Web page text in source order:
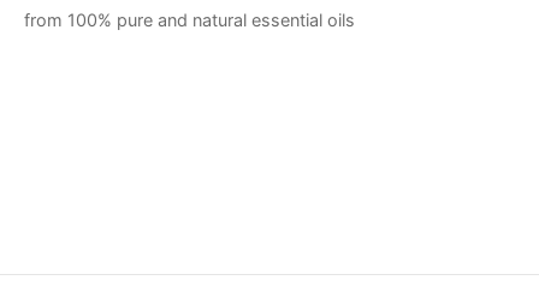
from 100% pure and natural essential oils